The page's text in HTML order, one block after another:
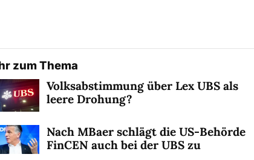
zum Thema
Volksabstimmung über Lex UBS als
leere Drohung?
Nach MBaer schlägt die US-Behörde
FinCEN auch bei der UBS zu